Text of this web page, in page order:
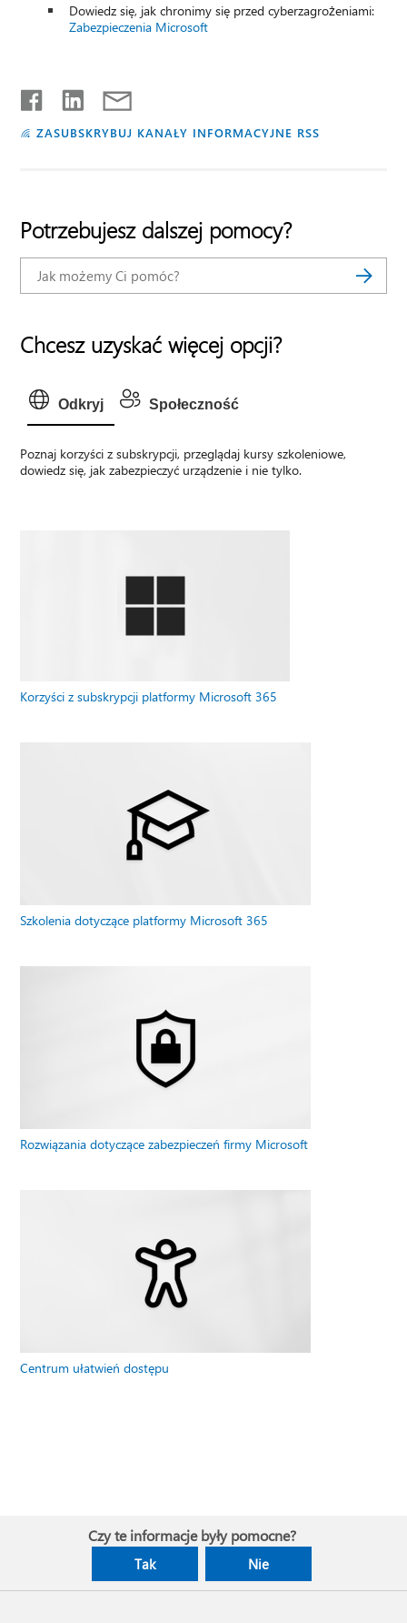
Dowiedz się, jak chronimy się przed cyberzagrożeniami:
Zabezpieczenia Microsoft
ZASUBSKRYBUJ KANAŁY INFORMACYJNE RSS
Potrzebujesz dalszej pomocy?
Chcesz uzyskać więcej opcji?
Odkryj Społeczność
Poznaj korzyści z subskrypcji, przeglądaj kursy szkoleniowe,
dowiedz się, jak zabezpieczyć urządzenie i nie tylko.
Korzyści z subskrypcji platformy Microsoft 365
Szkolenia dotyczące platformy Microsoft 365
Rozwiązania dotyczące zabezpieczeń firmy Microsoft
Centrum ułatwień dostępu
Czy te informacje były pomocne?
Tak Nie